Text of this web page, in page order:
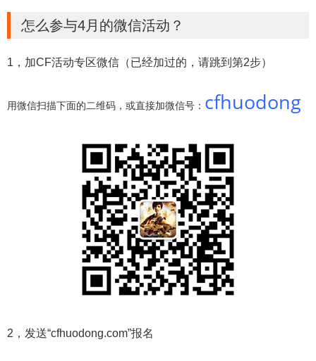
怎么参与4月的微信活动？
1，加CF活动专区微信（已经加过的，请跳到第2步）
用微信扫描下面的二维码，或直接加微信号： cfhuodong
2，发送“cfhuodong.com”报名